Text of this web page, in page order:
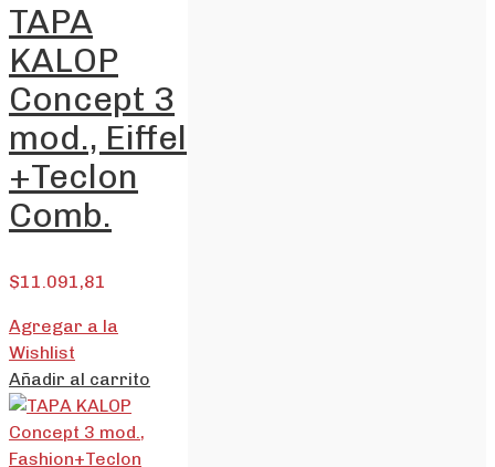
TAPA
KALOP
Concept 3
mod., Eiffel
+Teclon
Comb.
$11.091,81
Agregar a la
Wishlist
Añadir al carrito